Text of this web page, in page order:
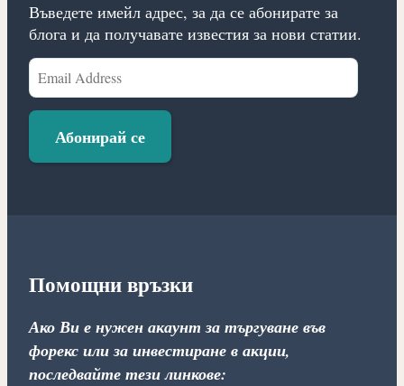
Въведете имейл адрес, за да се абонирате за
блога и да получавате известия за нови статии.
Email
Address
Абонирай се
Помощни връзки
Ако Ви е нужен акаунт за търгуване във
форекс или за инвестиране в акции,
последвайте тези линкове: